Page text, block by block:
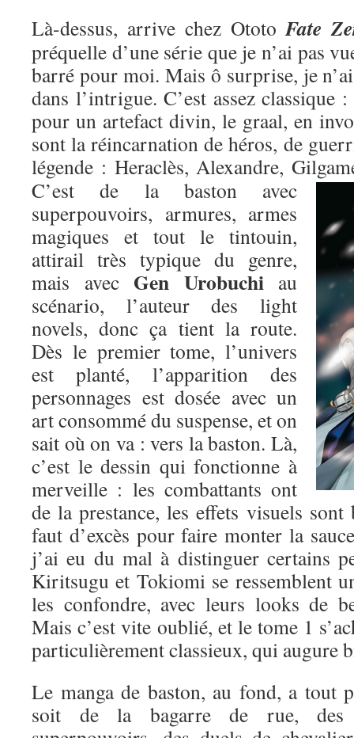
Là-dessus, arrive chez OtotoFate
préquelle d’une série que je n’ai pas
barré pour moi. Mais ô surprise, je
dans l’intrigue. C’est assez classique
pour un artefact divin, le graal, en
sont la réincarnation de héros, de
légende : Heraclès, Alexandre,
C’est de la baston avec
superpouvoirs, armures, armes
magiques et tout le tintouin,
attirail très typique du genre,
mais avec Gen Urobuchiau
scénario, l’auteur des light
novels, donc ça tient la route.
Dès le premier tome, l’univers
est planté, l’apparition des
personnages est dosée avec un
art consommé du suspense, et on
sait où on va : vers la baston. Là,
c’est le dessin qui fonctionne à
merveille : les combattants ont
de la prestance, les effets visuels sont
faut d’excès pour faire monter la
j’ai eu du mal à distinguer certains
Kiritsugu et Tokiomi se ressemblent
les confondre, avec leurs looks de
Mais c’est vite oublié, et le tome 1
particulièrement classieux, qui augure
Le manga de baston, au fond, a tout
soit de la bagarre de rue, des